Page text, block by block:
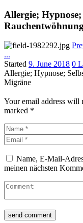
Allergie;
...
Started 9. June 2018 0
Allergie; Hypnose;
Migräne
Your email address will
marked *
Name, E-Mail-
meinen nächsten